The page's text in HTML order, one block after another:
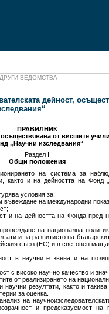
ДРУГИ ВЕДОМСТВА
дейност,
ПРАВИЛНИК
от висшите
„Научни изследвания“
Раздел І
Общи положения
на система за
и на дейността на Фонд
условия за:
на международни
и на дейността на Фонда
на национална
и за развитието на
съюз (ЕС) и в световен
в научните звена и на
с високо научно качество и
от реализирането на
научни резултати, както и
за оценка.
на
и предсказуемост на